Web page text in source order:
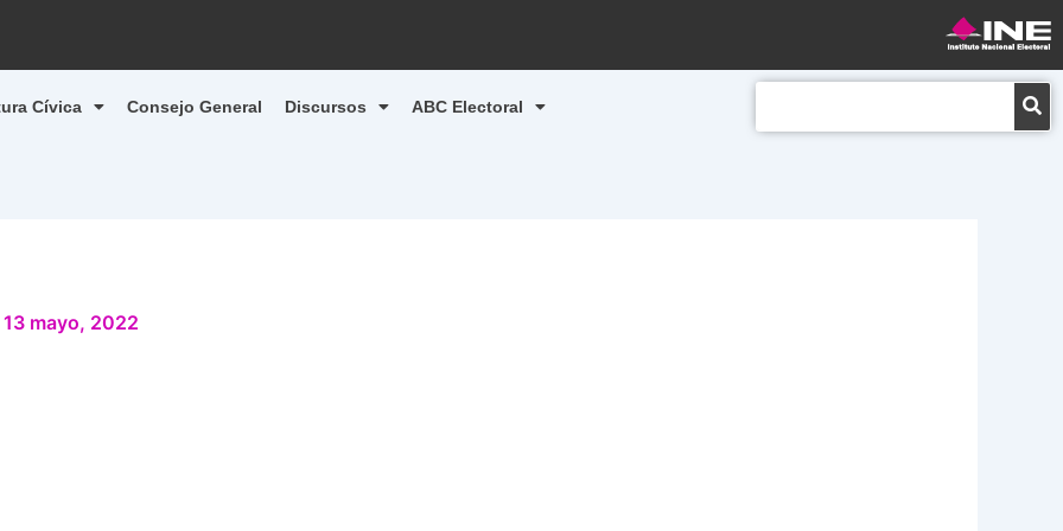
Cívica Consejo General Discursos ABC Electoral
13 mayo, 2022